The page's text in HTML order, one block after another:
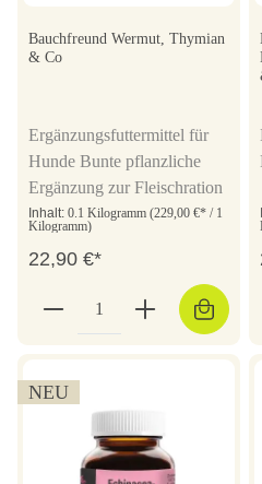
Bauchfreund Wermut, Thymian
& Co
Ergänzungsfuttermittel für
Hunde Bunte pflanzliche
Ergänzung zur Fleischration
Inhalt: 0.1 Kilogramm (229,00 €* / 1
Kilogramm)
22,90 €*
NEU